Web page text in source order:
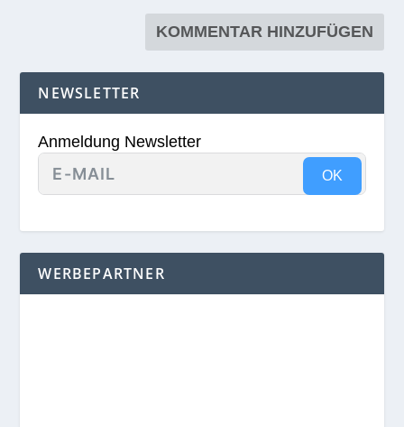
NEWSLETTER
Anmeldung Newsletter
OK
WERBEPARTNER